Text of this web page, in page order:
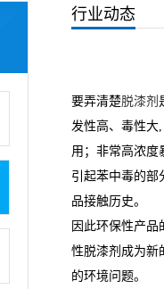
行业动态
要弄清楚脱漆剂
发性高、毒性大
用；非常高浓度
引起苯中毒的部
品接触历史。
因此环保性产
性脱漆剂成为新
的环境问题。